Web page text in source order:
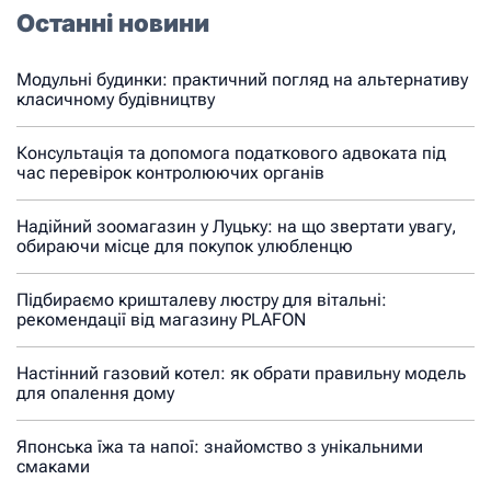
Останні новини
Модульні будинки: практичний погляд на альтернативу
класичному будівництву
Консультація та допомога податкового адвоката під
час перевірок контролюючих органів
Надійний зоомагазин у Луцьку: на що звертати увагу,
обираючи місце для покупок улюбленцю
Підбираємо кришталеву люстру для вітальні:
рекомендації від магазину PLAFON
Настінний газовий котел: як обрати правильну модель
для опалення дому
Японська їжа та напої: знайомство з унікальними
смаками